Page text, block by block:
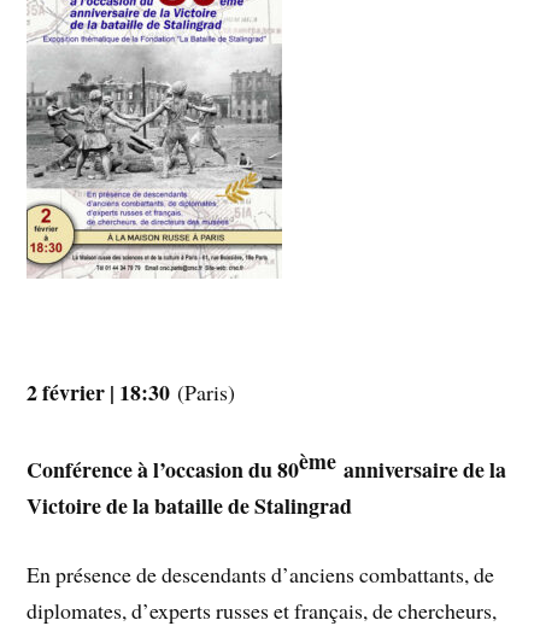
2 février | 18:30 (Paris)
Conférence à l’occasion du 80ème anniversaire de la
Victoire de la bataille de Stalingrad
En présence de descendants d’anciens combattants, de
diplomates, d’experts russes et français, de chercheurs,